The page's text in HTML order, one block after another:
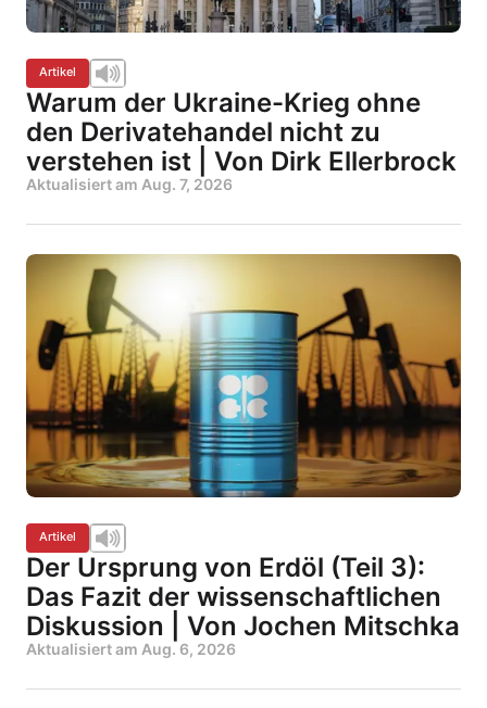
Artikel
Warum der Ukraine-Krieg ohne
den Derivatehandel nicht zu
verstehen ist | Von Dirk Ellerbrock
Aktualisiert am Aug. 7, 2026
Artikel
Der Ursprung von Erdöl (Teil 3):
Das Fazit der wissenschaftlichen
Diskussion | Von Jochen Mitschka
Aktualisiert am Aug. 6, 2026